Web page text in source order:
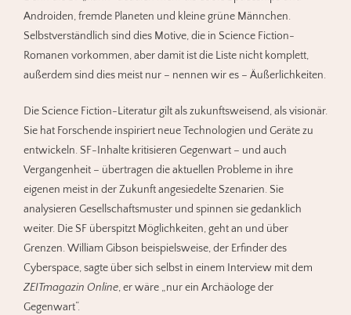
Androiden, fremde Planeten und kleine grüne Männchen.
Selbstverständlich sind dies Motive, die in Science Fiction-
Romanen vorkommen, aber damit ist die Liste nicht komplett,
außerdem sind dies meist nur – nennen wir es – Äußerlichkeiten.
Die Science Fiction-Literatur gilt als zukunftsweisend, als visionär.
Sie hat Forschende inspiriert neue Technologien und Geräte zu
entwickeln. SF-Inhalte kritisieren Gegenwart – und auch
Vergangenheit – übertragen die aktuellen Probleme in ihre
eigenen meist in der Zukunft angesiedelte Szenarien. Sie
analysieren Gesellschaftsmuster und spinnen sie gedanklich
weiter. Die SF überspitzt Möglichkeiten, geht an und über
Grenzen. William Gibson beispielsweise, der Erfinder des
Cyberspace, sagte über sich selbst in einem Interview mit dem
ZEITmagazin Online, er wäre „nur ein Archäologe der
Gegenwart“.